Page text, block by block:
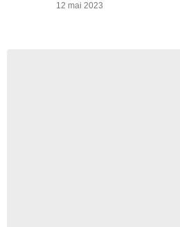
12 mai 2023